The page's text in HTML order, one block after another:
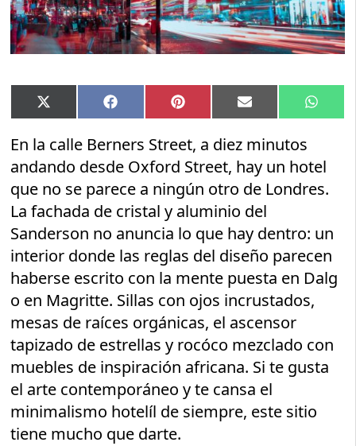
Compartir
en
X
(Twitter)
Compartir
en
Facebook Compartir
en
Pinterest Compartir
en
Email
en
En la calle Berners Street, a diez minutos
andando desde Oxford Street, hay un hotel
que no se parece a ningún otro de Londres.
La fachada de cristal y aluminio del
Sanderson no anuncia lo que hay dentro: un
interior donde las reglas del diseño parecen
haberse escrito con la mente puesta en Dalg
o en Magritte. Sillas con ojos incrustados,
mesas de raíces orgánicas, el ascensor
tapizado de estrellas y rocóco mezclado con
muebles de inspiración africana. Si te gusta
el arte contemporáneo y te cansa el
minimalismo hotelíl de siempre, este sitio
tiene mucho que darte.